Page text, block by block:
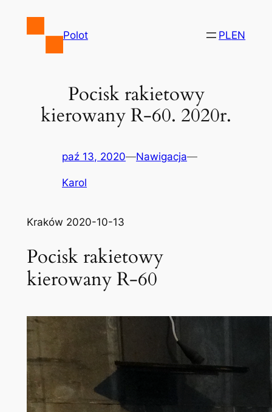
Polot PLEN
Pocisk rakietowy
kierowany R-60. 2020r.
paź 13, 2020—Nawigacja—
Karol
Kraków 2020-10-13
Pocisk rakietowy
kierowany R-60